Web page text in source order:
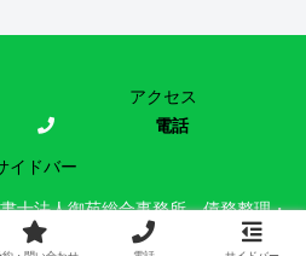
アクセス
電話
イドバー
士法人御苑総合事務所 債務整理・
All Rights Reserved.